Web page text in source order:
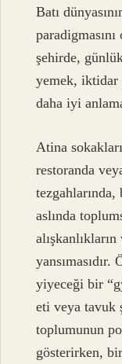
Batı
şehirde,
yemek, iktidar
daha iyi
Atina
restoranda
aslında
yiyeceği bir
eti veya tavuk
toplumunun
gösterirken,